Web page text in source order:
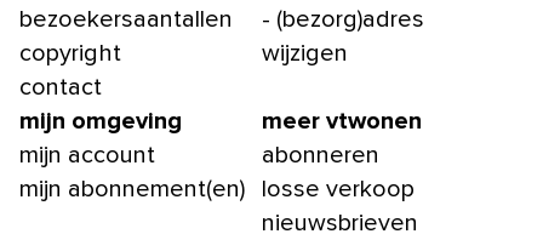
bezoekersaantallen
copyright
contact
- (bezorg)adres
wijzigen
mijn omgeving
mijn account
mijn abonnement(en)
meer vtwonen
abonneren
losse verkoop
nieuwsbrieven